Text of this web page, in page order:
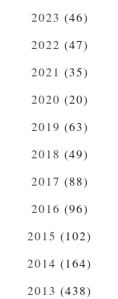
2023 (46)
2022 (47)
2021 (35)
2020 (20)
2019 (63)
2018 (49)
2017 (88)
2016 (96)
2015 (102)
2014 (164)
2013 (438)